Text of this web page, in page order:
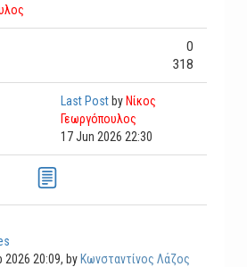
0
318
Last Post by Νίκος
Γεωργόπουλος
17 Jun 2026 22:30
2026 20:09, by Κωνσταντίνος Λάζος